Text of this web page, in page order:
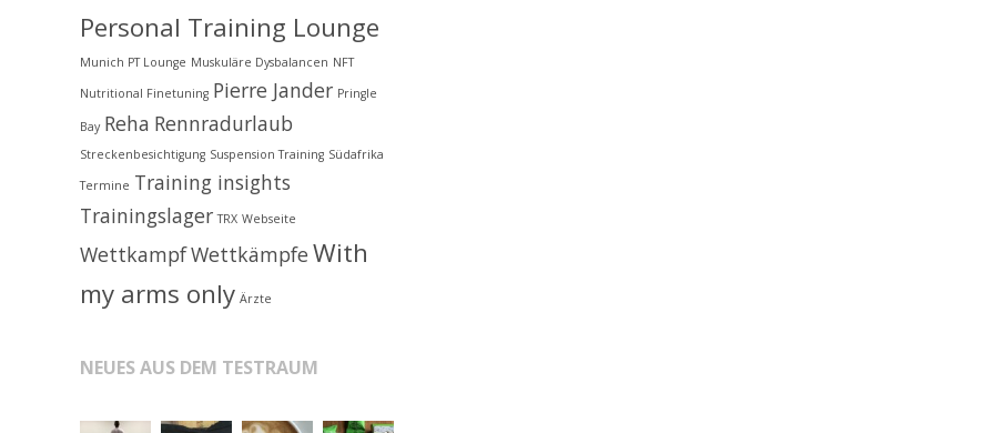
Personal Training Lounge
Munich PT Lounge Muskuläre Dysbalancen NFT
Nutritional Finetuning Pierre Jander Pringle
Bay Reha Rennradurlaub
Streckenbesichtigung Suspension Training Südafrika
Termine Training insights
Trainingslager TRX Webseite
WettkampfWettkämpfeWith
my arms only Ärzte
NEUES AUS DEM TESTRAUM